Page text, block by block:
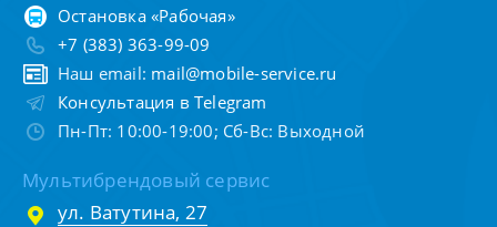
Остановка «Рабочая»
+7 (383) 363-99-09
Наш email: mail@mobile-service.ru
Консультация в Telegram
Пн-Пт: 10:00-19:00; Сб-Вс: Выходной
Мультибрендовый сервис
ул. Ватутина, 27